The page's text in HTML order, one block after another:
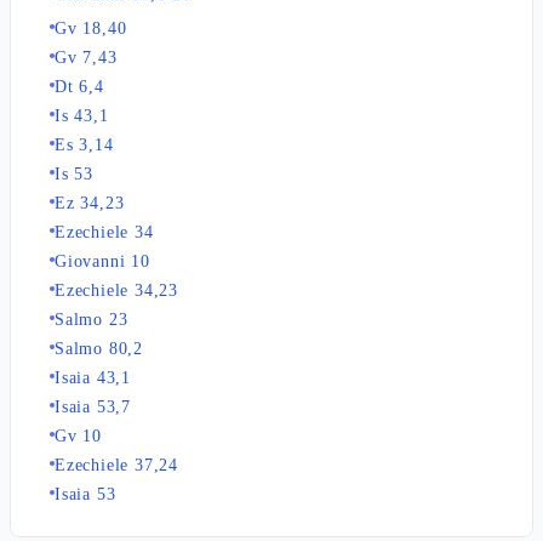
Gv 18,40
Gv 7,43
Dt 6,4
Is 43,1
Es 3,14
Is 53
Ez 34,23
Ezechiele 34
Giovanni 10
Ezechiele 34,23
Salmo 23
Salmo 80,2
Isaia 43,1
Isaia 53,7
Gv 10
Ezechiele 37,24
Isaia 53